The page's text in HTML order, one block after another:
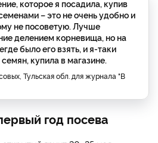
которое я посадила, купив
– это не очень удобно и
не посоветую. Лучше
делением корневища, но на
было его взять, и я-таки
купила в магазине.
Тульская обл. для журнала "В
год посева